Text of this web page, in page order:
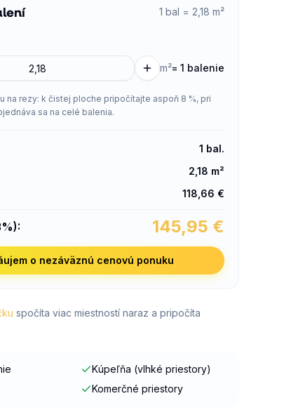
1 bal = 2,18 m²
m²= 1 balenie
na rezy: k čistej ploche pripočítajte aspoň 8 %, pri
sa na celé balenia.
1 bal.
2,18 m²
118,66 €
: 145,95 €
o nezáväznú cenovú ponuku
spočíta viac miestností naraz a pripočíta
Kúpeľňa (vlhké priestory)
Komerčné priestory